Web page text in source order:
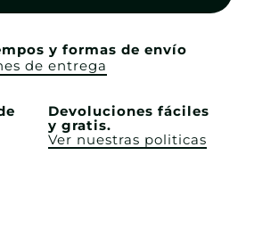
y formas de envío
de entrega
Devoluciones fáciles
y gratis.
Ver nuestras politicas